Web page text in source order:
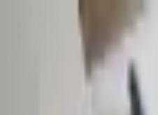
Catalogue
S'inscrire